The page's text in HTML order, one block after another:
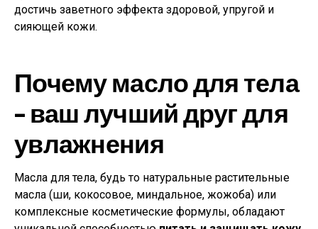
достичь заветного эффекта здоровой, упругой и
сияющей кожи.
Почему масло для тела
– ваш лучший друг для
увлажнения
Масла для тела, будь то натуральные растительные
масла (ши, кокосовое, миндальное, жожоба) или
комплексные косметические формулы, обладают